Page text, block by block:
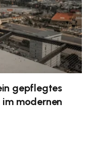
gepflegtes
modernen